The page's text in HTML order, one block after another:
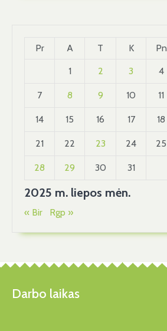
2025 m. liepos mėn.
Pr A T K Pn
1 2 3 4
7 8 9 10 11
14 15 16 17 18
21 22 23 24 25
28 29 30 31
« Bir Rgp »
Darbo laikas